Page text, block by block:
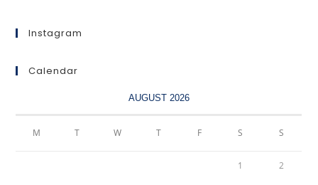
Instagram
Calendar
AUGUST 2026
M T W T F S S
1 2